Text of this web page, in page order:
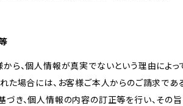
から、個人情報が真実でないという理由によ
れた場合には、お客様ご本人からのご請求で
づき、個人情報の内容の訂正等を行い、その